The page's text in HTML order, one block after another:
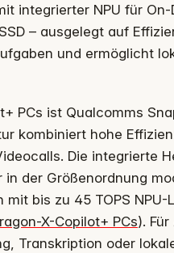
integrierter NPU für
– ausgelegt auf
und ermöglicht
PCs ist Qualcomms
kombiniert hohe
Die integrierte
der Größenordnung
bis zu 45 TOPS
X-Copilot+ PCs).
Transkription oder